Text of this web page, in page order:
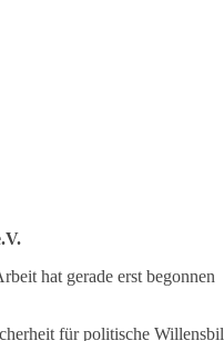
hat gerade erst begonnen
für politische